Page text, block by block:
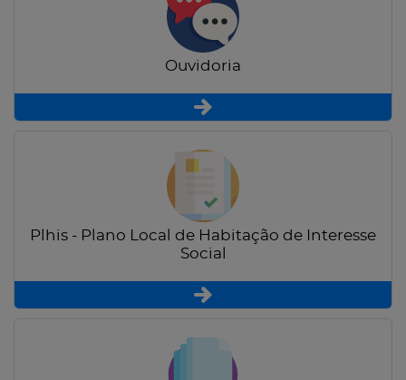
Ouvidoria
Plhis - Plano Local de Habitação de Interesse
Social